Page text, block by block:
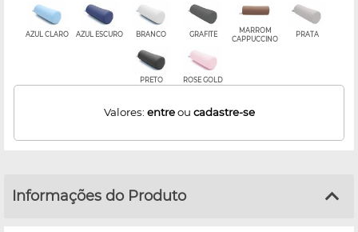
AZUL CLARO AZUL ESCURO BRANCO GRAFITE
MARROM
CAPPUCCINO
PRATA
PRETO ROSE GOLD
Valores: entreou cadastre-se
Informações do Produto